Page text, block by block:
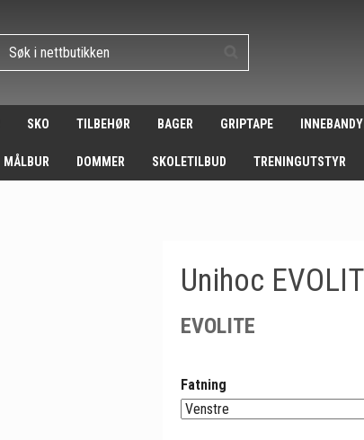
SKO TILBEHØR BAGER GRIPTAPE
MÅLBUR DOMMER SKOLETILBUD TRENINGUTSTYR
Unihoc
EVOLITE
Fatning